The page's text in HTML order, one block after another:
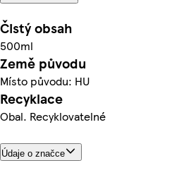
Čistý obsah
500ml
Země původu
Místo původu: HU
Recyklace
Obal. Recyklovatelné
Údaje o značce